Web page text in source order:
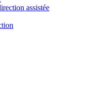
assistée